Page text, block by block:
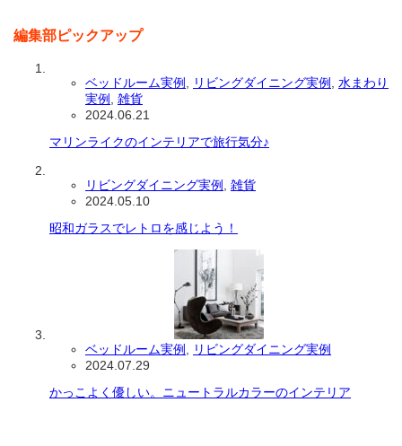
編集部ピックアップ
ベッドルーム実例 リビングダイニング実例
水まわり
実例
雑貨
2024.06.21
マリンライクのインテリアで旅行気分♪
リビングダイニング実例
雑貨
2024.05.10
昭和ガラスでレトロを感じよう！
ベッドルーム実例
リビングダイニング実例
2024.07.29
かっこよく優しい。ニュートラルカラーのインテリア